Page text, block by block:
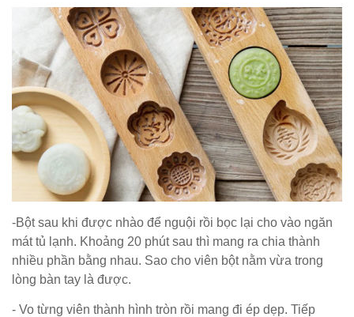
-Bột sau khi được nhào để nguội rồi bọc lại cho vào ngăn
mát tủ lạnh. Khoảng 20 phút sau thì mang ra chia thành
nhiều phần bằng nhau. Sao cho viên bột nằm vừa trong
lòng bàn tay là được.
- Vo từng viên thành hình tròn rồi mang đi ép dẹp. Tiếp